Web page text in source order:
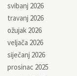
svibanj 2026
travanj 2026
ožujak 2026
veljača 2026
siječanj 2026
prosinac 2025